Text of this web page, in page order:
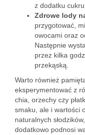
z dodatku cukru.
Zdrowe lody
przygotować,
owocami oraz
Następnie
przez kilka
przekąską.
Warto również
eksperymentować z
chia, orzechy czy
smaku, ale i wartości
naturalnych
dodatkowo podnosi